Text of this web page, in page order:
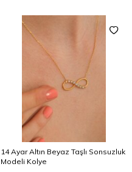
14 Ayar Altın Beyaz Taşlı Sonsuzluk
Modeli Kolye